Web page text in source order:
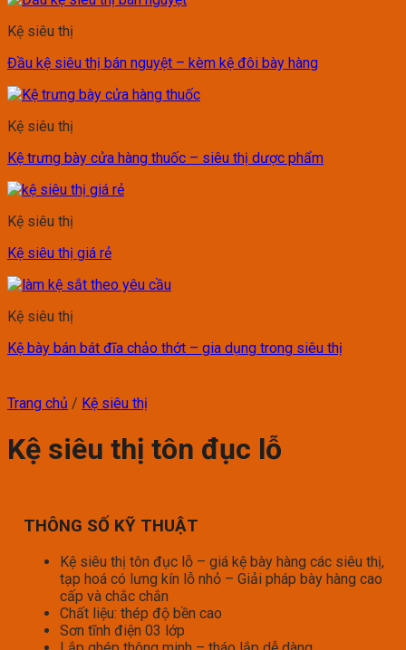
Kệ siêu thị
Đầu kệ siêu thị bán nguyệt – kèm kệ đôi bày hàng
Kệ siêu thị
Kệ trưng bày cửa hàng thuốc – siêu thị dược phẩm
Kệ siêu thị
Kệ siêu thị giá rẻ
Kệ siêu thị
Kệ bày bán bát đĩa chảo thớt – gia dụng trong siêu thị
Trang chủ / Kệ siêu thị
Kệ siêu thị tôn đục lỗ
THÔNG SỐ KỸ THUẬT
Kệ siêu thị tôn đục lỗ – giá kệ bày hàng các siêu thị,
tạp hoá có lưng kín lỗ nhỏ – Giải pháp bày hàng cao
cấp và chắc chắn
Chất liệu: thép độ bền cao
Sơn tĩnh điện 03 lớp